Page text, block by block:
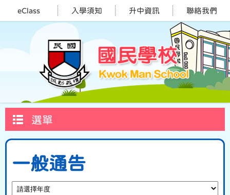
eClass 入學須知 升中資訊 聯絡我們
選單
一般通告